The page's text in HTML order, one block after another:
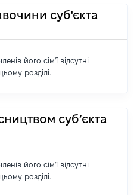
суб'єкта
його сім'ї відсутні
розділі.
суб’єкта
його сім'ї відсутні
розділі.